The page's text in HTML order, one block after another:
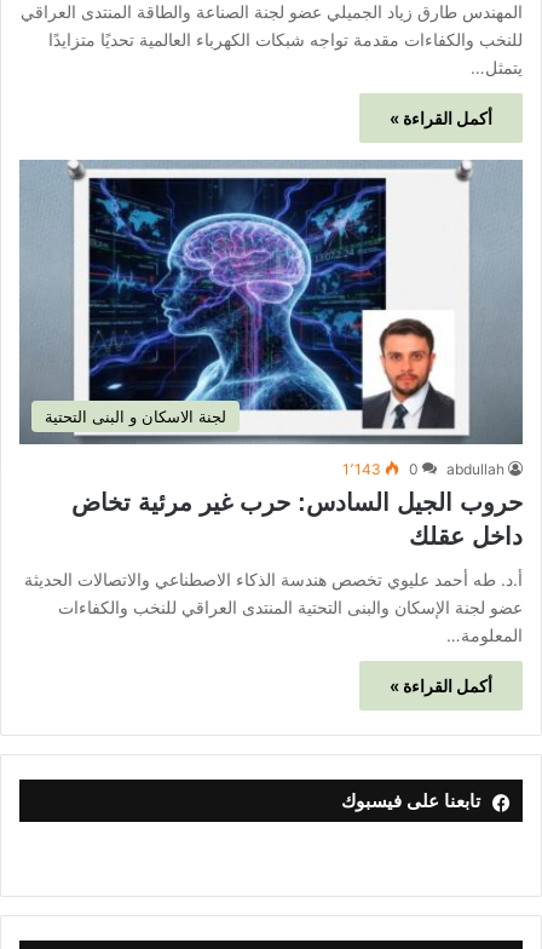
المهندس طارق زياد الجميلي عضو لجنة الصناعة والطاقة المنتدى العراقي
للنخب والكفاءات مقدمة تواجه شبكات الكهرباء العالمية تحديًا متزايدًا
يتمثل…
أكمل القراءة »
لجنة الاسكان و البنى التحتية
abdullah
0 1٬143
حروب الجيل السادس: حرب غير مرئية تخاض
داخل عقلك
أ.د. طه أحمد عليوي تخصص هندسة الذكاء الاصطناعي والاتصالات الحديثة
عضو لجنة الإسكان والبنى التحتية المنتدى العراقي للنخب والكفاءات
المعلومة…
أكمل القراءة »
تابعنا على فيسبوك